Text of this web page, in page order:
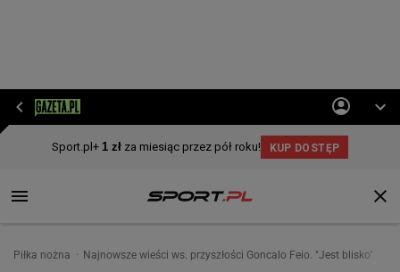
Piłka nożna Najnowsze wieści ws. przyszłości Goncalo Feio. "Jest blisko"